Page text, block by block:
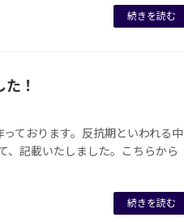
続きを読む
！
ております。反抗期といわれる中
、記載いたしました。こちらから
続きを読む